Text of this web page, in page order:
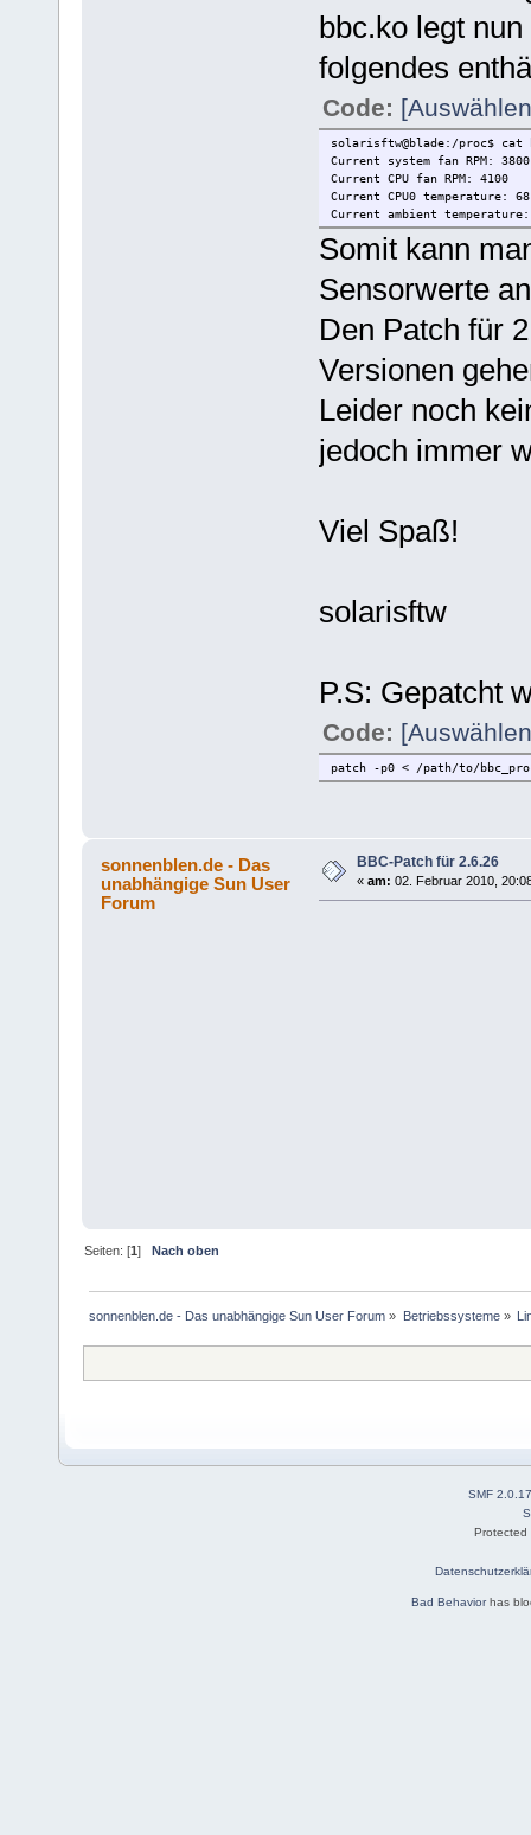
bbc.ko legt
folgendes
Code:
solarisftw@blade:/proc$ cat
Current system fan RPM: 3800
Current CPU fan RPM: 4100
Current CPU0 temperature: 68
Current ambient temperature:
Somit kann
Sensorwerte
Den Patch für
Versionen
Leider noch
jedoch immer
Viel Spaß!
solarisftw
P.S: Gepatcht
Code:
patch -p0 < /path/to/
sonnenblen.de - Das
unabhängige Sun User
Forum
BBC-Patch für 2.6.26
« am: 02. Februar 2010,
Seiten: [1]Nach oben
sonnenblen.de - Das unabhängige Sun User Forum » Betriebssysteme»
SMF 2.0.17
Bad Behaviorhas